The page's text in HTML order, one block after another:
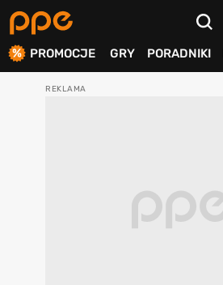
PROMOCJE GRY PORADNIKI